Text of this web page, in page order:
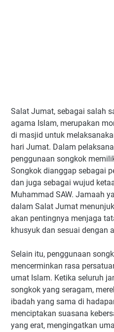
Salat Jumat, sebagai salah
agama Islam, merupakan
di masjid untuk
hari Jumat. Dalam
penggunaan songkok
Songkok dianggap sebagai
dan juga sebagai wujud
Muhammad SAW. Jamaah
dalam Salat Jumat
akan pentingnya menjaga
khusyuk dan sesuai dengan
Selain itu, penggunaan
mencerminkan rasa
umat Islam. Ketika seluruh
songkok yang seragam,
ibadah yang sama di
menciptakan suasana
yang erat, mengingatkan